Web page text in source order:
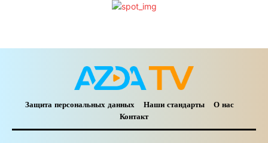
Защита персональных данных Наши стандарты
О нас
Контакт